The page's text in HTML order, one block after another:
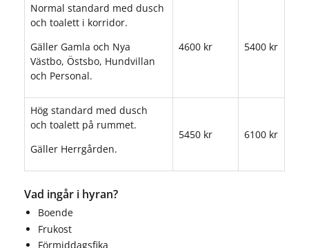
Normal standard med dusch
och toalett i korridor.
Gäller Gamla och Nya
Västbo, Östsbo, Hundvillan
och Personal.
4600 kr 5400 kr
Hög standard med dusch
och toalett på rummet.
Gäller Herrgården.
5450 kr 6100 kr
Vad ingår i hyran?
Boende
Frukost
Förmiddagsfika